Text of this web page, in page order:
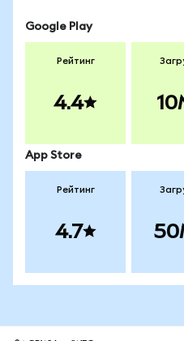
Google Play
Рейтинг
4.4
App Store
Рейтинг
4.7